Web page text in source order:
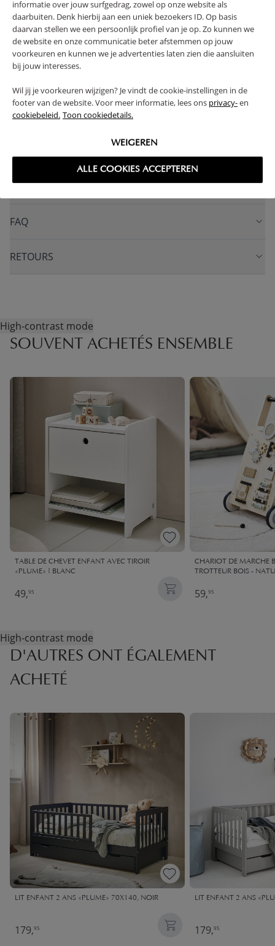
informatie over jouw surfgedrag, zowel op onze website als
daarbuiten. Denk hierbij aan een uniek bezoekers ID. Op basis
daarvan stellen we een persoonlijk profiel van je op. Zo kunnen we
de website en onze communicatie beter afstemmen op jouw
voorkeuren en kunnen we je advertenties laten zien die aansluiten
bij jouw interesses.
Wil jij je voorkeuren wijzigen? Je vindt de cookie-instellingen in de
footer van de website. Voor meer informatie, lees ons privacy-en
cookiebeleid. Toon cookiedetails.
WEIGEREN
ALLE COOKIES ACCEPTEREN
Associez ce lit à notretiroirde lit assorti.
GARANTIE 1 AN
CONSTRUCTION SOLIDE
SOMMIER INCLUS
AVERTISSEMENT
AVANTAGES DE CE PRODUIT
FAQ
RETOURS
High-contrast mode
SOUVENT ACHETÉS ENSEMBLE
TABLE DE CHEVET ENFANT AVEC TIROIR
«PLUME» | BLANC
49,95
CHARIOT DE MARCHE
TROTTEUR BOIS -
59,95
High-contrast mode
D'AUTRES ONT ÉGALEMENT
ACHETÉ
LIT ENFANT 2 ANS «PLUME» 70X140, NOIR
179,95
LIT ENFANT 2 ANS
179,95